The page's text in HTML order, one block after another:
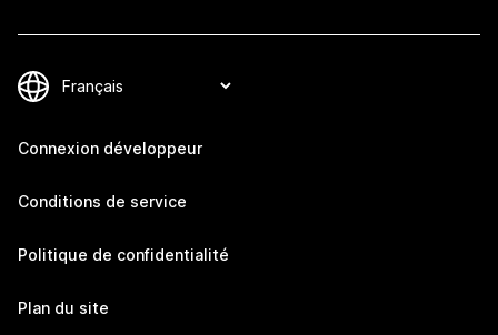
Connexion développeur
Conditions de service
Politique de confidentialité
Plan du site